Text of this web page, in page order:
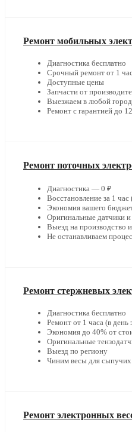
Ремонт мобильных
Диагностика бесплатно
Срочный ремонт от 1
Доступные цены
Запчасти от
Выезжаем в любой
Ремонт с гарантией до
Ремонт поточных
Диагностика — 0 ₽
Восстановление за 1
Экономия вашего
Оригинальные датчики
Выезд на производство
Не останавливаем
Ремонт стержневых
Диагностика бесплатно
Ремонт от 1 часа (в день
Экономия до 40% от
Оригинальные
Выезд по региону
Чиним весы для сыпучих
Ремонт электронных